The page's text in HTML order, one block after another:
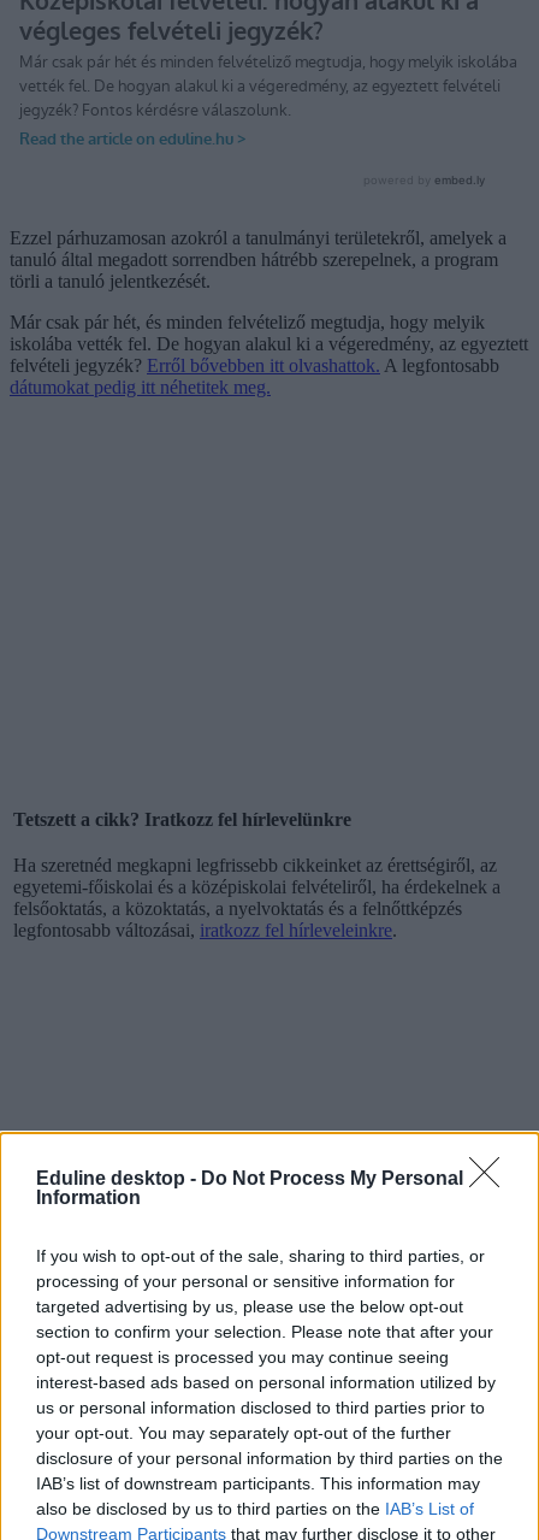
Eduline desktop - Do Not Process My Personal
Information
If you wish to opt-out of the sale, sharing to third parties, or
processing of your personal or sensitive information for
targeted advertising by us, please use the below opt-out
section to confirm your selection. Please note that after your
opt-out request is processed you may continue seeing
interest-based ads based on personal information utilized by
us or personal information disclosed to third parties prior to
your opt-out. You may separately opt-out of the further
disclosure of your personal information by third parties on the
IAB’s list of downstream participants. This information may
also be disclosed by us to third parties on the IAB’s List of
Downstream Participants that may further disclose it to other
Ezzel párhuzamosan azokról a tanulmányi területekről, amelyek a
tanuló által megadott sorrendben hátrébb szerepelnek, a program
törli a tanuló jelentkezését.
Már csak pár hét, és minden felvételiző megtudja, hogy melyik
iskolába vették fel. De hogyan alakul ki a végeredmény, az egyeztett
felvételi jegyzék? Erről bővebben itt olvashattok. A legfontosabb
dátumokat pedig itt néhetitek meg.
Tetszett a cikk? Iratkozz fel hírlevelünkre
Ha szeretnéd megkapni legfrissebb cikkeinket az érettségiről, az
egyetemi-főiskolai és a középiskolai felvételiről, ha érdekelnek a
felsőoktatás, a közoktatás, a nyelvoktatás és a felnőttképzés
legfontosabb változásai, iratkozz fel hírleveleinkre.
belföld
középiskolai felvételi 2019
központi felvételi 2019
végleges felvételi lista